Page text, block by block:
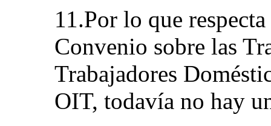
11.Por lo que
Convenio sobre las
Trabajadores
OIT, todavía no hay